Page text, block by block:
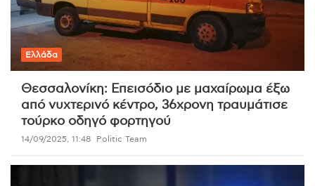
Ελλάδα
Θεσσαλονίκη: Επεισόδιο με μαχαίρωμα έξω
από νυχτερινό κέντρο, 36χρονη τραυμάτισε
τούρκο οδηγό φορτηγού
14/09/2025, 11:48 Politic Team